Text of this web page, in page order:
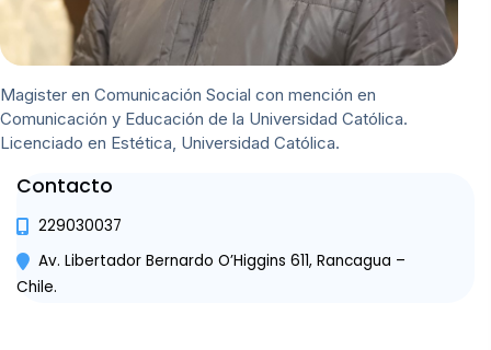
Magister en Comunicación Social con mención en
Comunicación y Educación de la Universidad Católica.
Licenciado en Estética, Universidad Católica.
Contacto
229030037
Av. Libertador Bernardo O’Higgins 611, Rancagua –
Chile.